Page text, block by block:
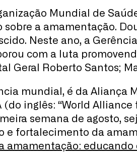
Mundial de
a amamentação.
Neste ano, a
com a luta
Geral Roberto Santos;
mundial, é da Aliança
inglês: “World Alliance
semana de agosto,
e fortalecimento da
amamentação: educando